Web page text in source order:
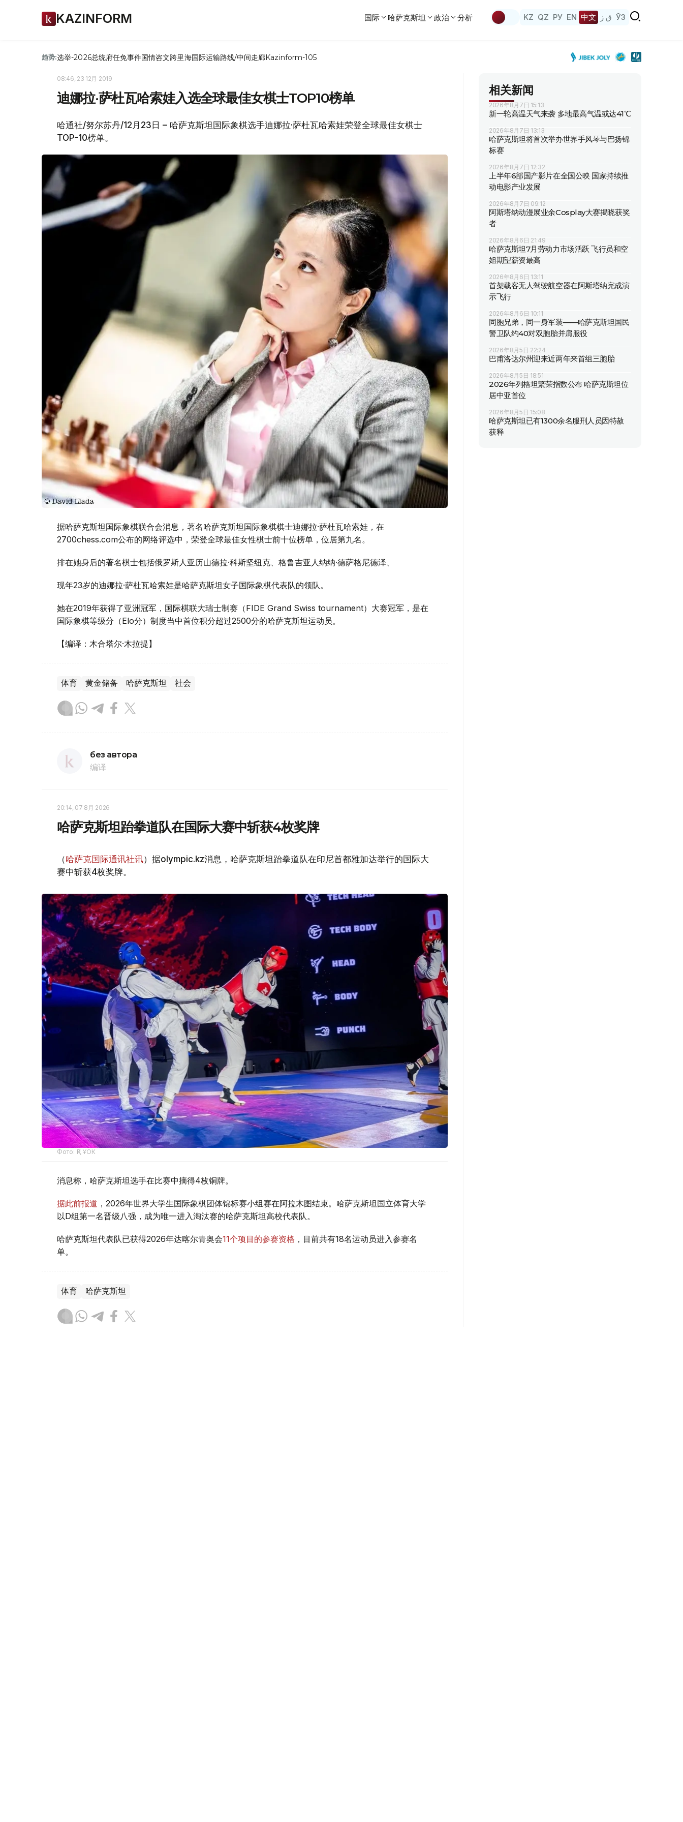
KAZINFORM 国际 哈萨克斯坦 政治 分析 KZ QZ РУ EN 中文 ق ز ЎЗ
趋势:选举-2026总统府任免事件国情咨文跨里海国际运输路线/中间走廊Kazinform-105
08:46, 23 12月 2019
迪娜拉·萨杜瓦哈索娃入选全球最佳女棋士TOP10榜单
哈通社/努尔苏丹/12月23日 – 哈萨克斯坦国际象棋选手迪娜拉·萨杜瓦哈索娃荣登全球最佳女棋士
TOP-10榜单。
据哈萨克斯坦国际象棋联合会消息，著名哈萨克斯坦国际象棋棋士迪娜拉·萨杜瓦哈索娃，在
2700chess.com公布的网络评选中，荣登全球最佳女性棋士前十位榜单，位居第九名。
排在她身后的著名棋士包括俄罗斯人亚历山德拉·科斯坚纽克、格鲁吉亚人纳纳·德萨格尼德泽、
现年23岁的迪娜拉·萨杜瓦哈索娃是哈萨克斯坦女子国际象棋代表队的领队。
她在2019年获得了亚洲冠军，国际棋联大瑞士制赛（FIDE Grand Swiss tournament）大赛冠军，是在
国际象棋等级分（Elo分）制度当中首位积分超过2500分的哈萨克斯坦运动员。
【编译：木合塔尔·木拉提】
体育 黄金储备 哈萨克斯坦 社会
без автора
编译
20:14, 07 8月 2026
哈萨克斯坦跆拳道队在国际大赛中斩获4枚奖牌
（哈萨克国际通讯社讯）据olympic.kz消息，哈萨克斯坦跆拳道队在印尼首都雅加达举行的国际大
赛中斩获4枚奖牌。
Фото: ҚР ҰОК
消息称，哈萨克斯坦选手在比赛中摘得4枚铜牌。
据此前报道 ，2026年世界大学生国际象棋团体锦标赛小组赛在阿拉木图结束。哈萨克斯坦国立体育大学
以D组第一名晋级八强，成为唯一进入淘汰赛的哈萨克斯坦高校代表队。
哈萨克斯坦代表队已获得2026年达喀尔青奥会11个项目的参赛资格 ，目前共有18名运动员进入参赛名
单。
体育 哈萨克斯坦
相关新闻
2026年8月7日 15:13
新一轮高温天气来袭 多地最高气温或达41℃
2026年8月7日 13:13
哈萨克斯坦将首次举办世界手风琴与巴扬锦
标赛
2026年8月7日 12:32
上半年6部国产影片在全国公映 国家持续推
动电影产业发展
2026年8月7日 09:12
阿斯塔纳动漫展业余Cosplay大赛揭晓获奖
者
2026年8月6日 21:49
哈萨克斯坦7月劳动力市场活跃 飞行员和空
姐期望薪资最高
2026年8月6日 13:11
首架载客无人驾驶航空器在阿斯塔纳完成演
示飞行
2026年8月6日 10:11
同胞兄弟，同一身军装——哈萨克斯坦国民
警卫队约40对双胞胎并肩服役
2026年8月5日 22:24
巴甫洛达尔州迎来近两年来首组三胞胎
2026年8月5日 18:51
2026年列格坦繁荣指数公布 哈萨克斯坦位
居中亚首位
2026年8月5日 15:08
哈萨克斯坦已有1300余名服刑人员因特赦
获释